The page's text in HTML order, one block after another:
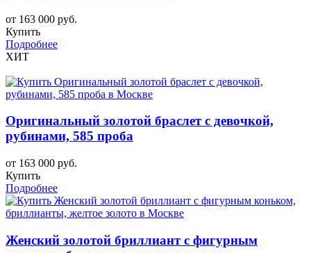
от 163 000 руб.
Купить
Подробнее
ХИТ
Оригинальный золотой браслет с девочкой,
рубинами, 585 проба
от 163 000 руб.
Купить
Подробнее
Женский золотой бриллиант с фигурным